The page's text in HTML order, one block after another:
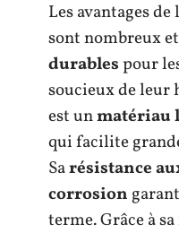
Les avantages de
sont nombreux
durablespour
soucieux de leur
est unmatériau
qui facilite
Sarésistance
corrosion
terme. Grâce à